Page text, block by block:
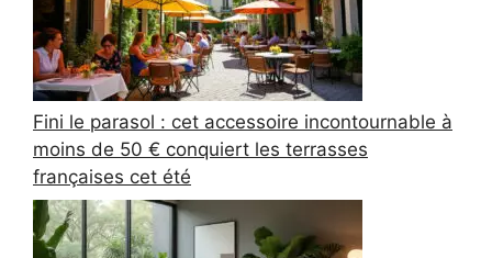
Fini le parasol : cet accessoire incontournable à
moins de 50 € conquiert les terrasses
françaises cet été